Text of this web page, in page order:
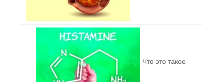
Что это такое